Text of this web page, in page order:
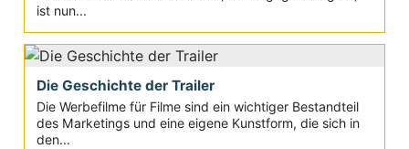
ist nun...
Die Geschichte der Trailer
Die Werbefilme für Filme sind ein wichtiger Bestandteil
des Marketings und eine eigene Kunstform, die sich in
den...